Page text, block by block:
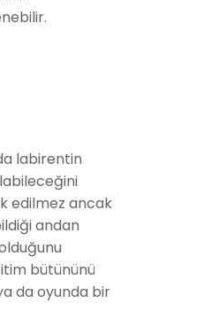
labirentin
edilmez ancak
andan
bütününü
da oyunda bir